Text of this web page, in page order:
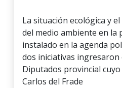
La situación ecológica y
del medio ambiente en la
instalado en la agenda
dos iniciativas ingresaron
Diputados provincial
Carlos del Frade